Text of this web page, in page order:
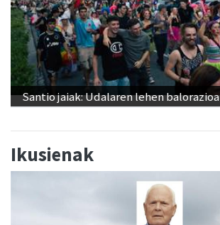
Santio jaiak: Udalaren lehen balorazioa
Ikusienak